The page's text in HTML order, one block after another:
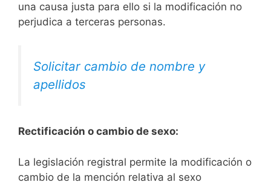
una causa justa para ello si la modificación no
perjudica a terceras personas.
Solicitar cambio de nombre y
apellidos
Rectificación o cambio de sexo:
La legislación registral permite la modificación o
cambio de la mención relativa al sexo